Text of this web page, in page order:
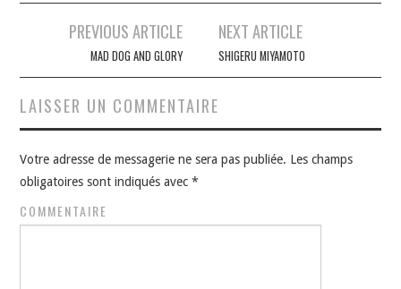
Navigation
articles
PREVIOUS ARTICLE
MAD DOG AND GLORY
NEXT ARTICLE
SHIGERU MIYAMOTO
LAISSER UN COMMENTAIRE
Votre adresse de messagerie ne sera pas publiée. Les champs
obligatoires sont indiqués avec*
COMMENTAIRE